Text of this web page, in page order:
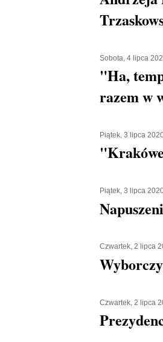
Sobota, 4 lipca
"Ha,
razem w
Piątek, 3 lipca
Piątek, 3 lipca
Czwartek, 2 lipca
Czwartek, 2 lipca